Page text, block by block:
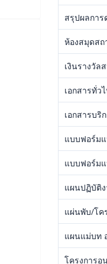
สรุปผลกา
ห้องสมุดส
เงินรางวั
เอกสารทั่ว
เอกสารบริ
แบบฟอร์ม
แบบฟอร์ม
แผนปฏิบัติ
แผ่นพับ/โค
แผนแม่บท
โครงการอ